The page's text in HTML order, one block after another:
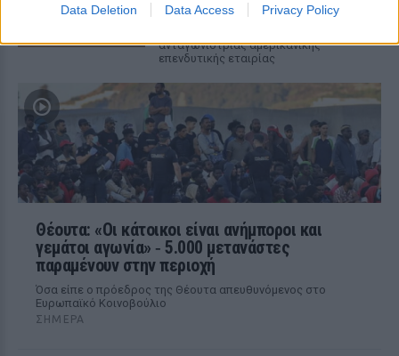
Data Deletion Data Access Privacy Policy
ΣΉΜΕΡΑ
ανταγωνίστριας αμερικανικής
επενδυτικής εταιρίας
Θέουτα: «Οι κάτοικοι είναι ανήμποροι και
γεμάτοι αγωνία» ‑ 5.000 μετανάστες
παραμένουν στην περιοχή
Όσα είπε ο πρόεδρος της Θέουτα απευθυνόμενος στο
Ευρωπαϊκό Κοινοβούλιο
ΣΉΜΕΡΑ